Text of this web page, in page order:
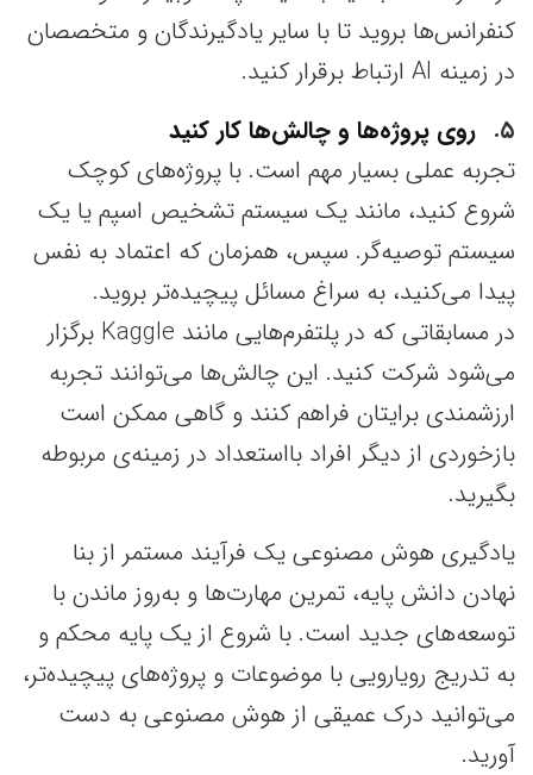
کنفرانس‌ها بروید تا با سایر یادگیرندگان و متخصصان
در زمینه AI ارتباط برقرار کنید.
۵
روی پروژه‌ها و چالش‌ها کار کنید
تجربه عملی بسیار مهم است. با پروژه‌های کوچک
شروع کنید، مانند یک سیستم تشخیص اسپم یا یک
سیستم توصیه‌گر. سپس، همزمان که اعتماد به نفس
پیدا می‌کنید، به سراغ مسائل پیچیده‌تر بروید.
در مسابقاتی که در پلتفرم‌هایی مانند Kaggle برگزار
می‌شود شرکت کنید. این چالش‌ها می‌توانند تجربه
ارزشمندی برایتان فراهم کنند و گاهی ممکن است
بازخوردی از دیگر افراد بااستعداد در زمینه‌ی مربوطه
بگیرید.
یادگیری هوش مصنوعی یک فرآیند مستمر از بنا
نهادن دانش پایه، تمرین مهارت‌ها و به‌روز ماندن با
توسعه‌های جدید است. با شروع از یک پایه محکم و
به تدریج رویارویی با موضوعات و پروژه‌های پیچیده‌تر،
می‌توانید درک عمیقی از هوش مصنوعی به دست
آورید.